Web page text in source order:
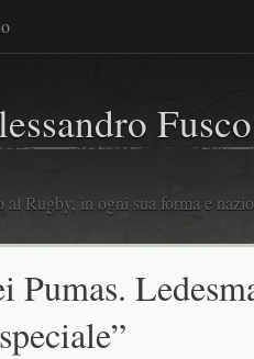
Fusco
al Rugby, in ogni sua forma e